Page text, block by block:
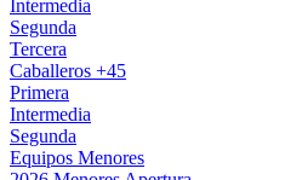
Intermedia
Segunda
Tercera
Caballeros +45
Primera
Intermedia
Segunda
Equipos Menores